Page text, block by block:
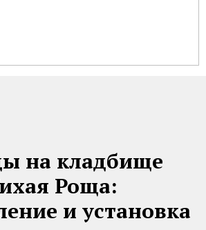
на кладбище
Роща:
и установка